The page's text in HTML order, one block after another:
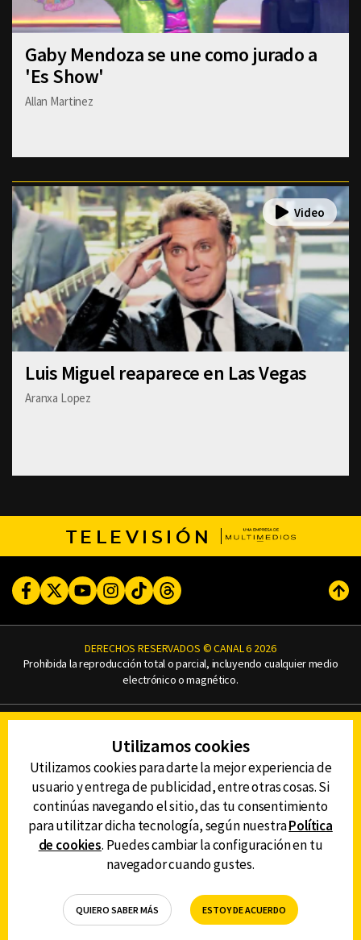
Gaby Mendoza se une como jurado a
'Es Show'
Allan Martinez
Luis Miguel reaparece en Las Vegas
Aranxa Lopez
TELEVISIÓN
FacebookTwitterYoutubeInstagram
TikTokThreads
DERECHOS RESERVADOS © CANAL 6 2026
Prohibida la reproducción total o parcial, incluyendo cualquier medio
electrónico o magnético.
AVISO DE PRIVACIDAD
AVISO LEGAL
DEFENSORÍA DE LAS AUDIENCIAS
DESCARGA LA APP DE CANAL 6
Utilizamos cookies
Utilizamos cookies para darte la mejor experiencia de
usuario y entrega de publicidad, entre otras cosas. Si
continúas navegando el sitio, das tu consentimiento
para utilitzar dicha tecnología, según nuestraPolítica
de cookies. Puedes cambiar la configuración en tu
navegador cuando gustes.
QUIERO SABER MÁS ESTOY DE ACUERDO